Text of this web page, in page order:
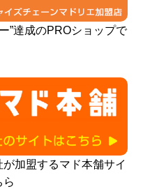
”達成のPROショップで
加盟するマド本舗サイ
ら